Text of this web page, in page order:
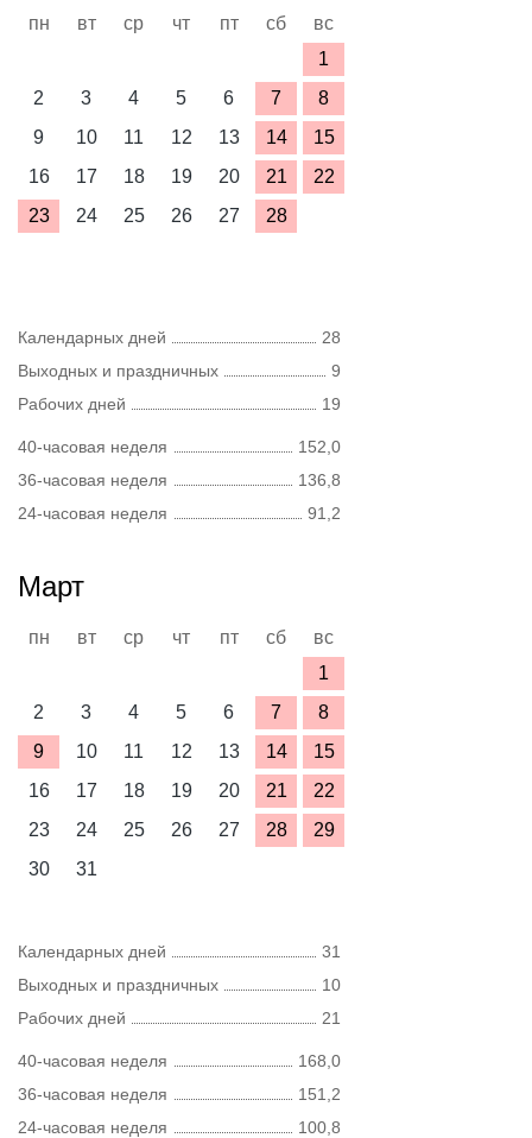
пн вт ср чт пт сб
вс
1
2
3 4 5 6 7
8
9
10 11 12 13 14
15
16
17 18 19 20 21
22
23
24 25 26 27 28
Календарных дней
28
Выходных и праздничных
9
Рабочих дней
19
40-часовая неделя
152,0
36-часовая неделя
136,8
24-часовая неделя
91,2
Март
пн вт ср чт пт сб
вс
1
2
3 4 5 6 7
8
9
10 11 12 13 14
15
16
17 18 19 20 21
22
23
24 25 26 27 28
29
30
31
Календарных дней
31
Выходных и праздничных
10
Рабочих дней
21
40-часовая неделя
168,0
36-часовая неделя
151,2
24-часовая неделя
100,8